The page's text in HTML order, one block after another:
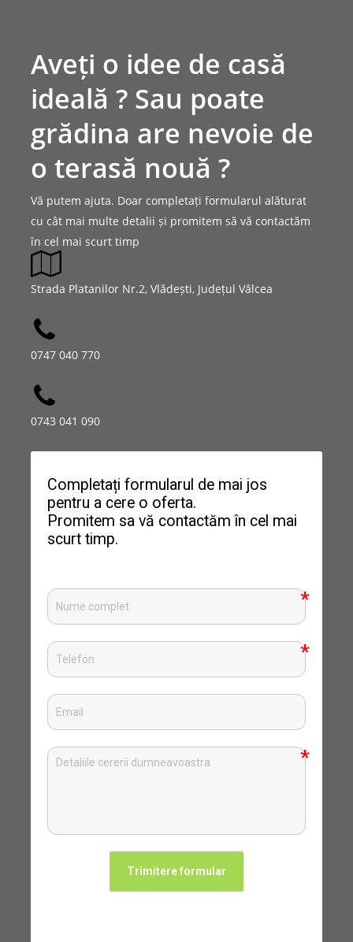
Aveți o idee de casă
ideală ? Sau poate
grădina are nevoie de
o terasă nouă ?
Vă putem ajuta. Doar completați formularul alăturat
cu cât mai multe detalii și promitem să vă contactăm
în cel mai scurt timp
Strada Platanilor Nr.2, Vlădești, Județul Vâlcea
0747 040 770
0743 041 090
Completați formularul de mai jos
pentru a cere o oferta.
Promitem sa vă contactăm în cel mai
scurt timp.
Trimitere formular